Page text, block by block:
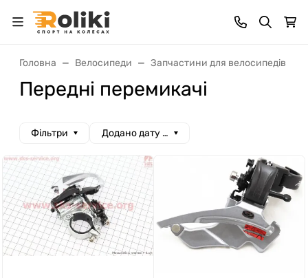
Головна Велосипеди Запчастини для велосипедів
Передні перемикачі
Фільтри Додано дату спад